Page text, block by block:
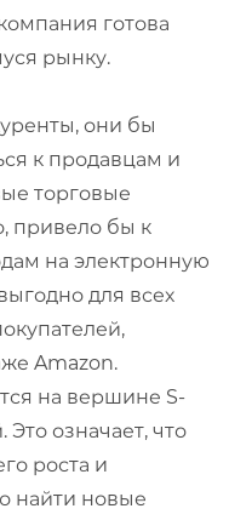
готова
рынку.
они бы
к продавцам и
торговые
привело бы к
на электронную
для всех
Amazon.
на вершине S-
означает, что
роста и
найти новые